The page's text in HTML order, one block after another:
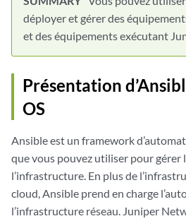
déployer et gérer des
et des équipements exécutant
Présentation
OS
Ansible est un framework
que vous pouvez utiliser pour gérer
l’infrastructure. En plus de
cloud, Ansible prend en charge
l’infrastructure réseau. Juniper